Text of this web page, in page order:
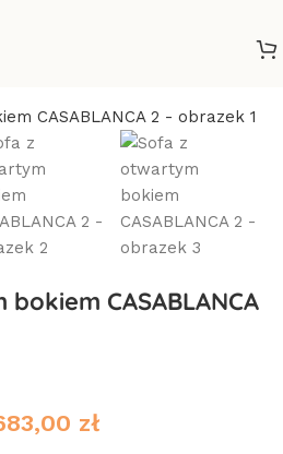
CASABLANCA
zł